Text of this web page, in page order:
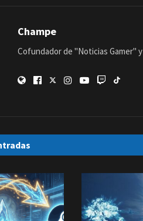
Champe
Cofundador de "Noticias Gamer"